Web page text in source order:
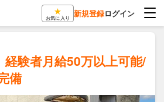
★
お気に入り 新規登録ログイン
験者月給50万以上可能/
備